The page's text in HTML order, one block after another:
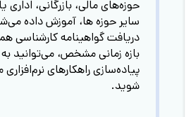
حوزه‌های مالی، بازرگانی، اداری
سایر حوزه ها، آموزش داده
دریافت گواهینامه کارشناسی
بازه زمانی مشخص، می‌توانید
پیاده‌سازی راهکار‌های
شوید.